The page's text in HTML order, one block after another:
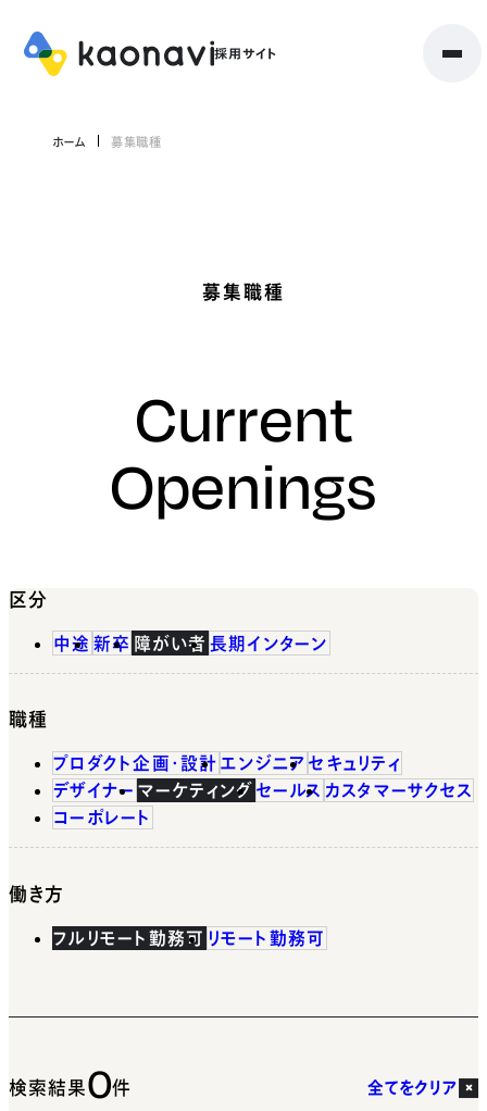
ホーム 募集職種
募集職種
Current
Openings
区分
中途 新卒 障がい者 長期インターン
職種
プロダクト企画・設計 エンジニア セキュリティ
デザイナー マーケティング セールス カスタマーサクセス
コーポレート
働き方
フルリモート勤務可 リモート勤務可
検索結果0件 全てをクリア